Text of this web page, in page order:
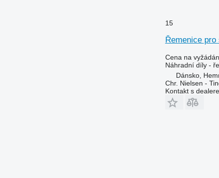
15
Řemenice
Cena na
Náhradní díly -
Dánsko,
Chr. Nielsen -
Kontakt s